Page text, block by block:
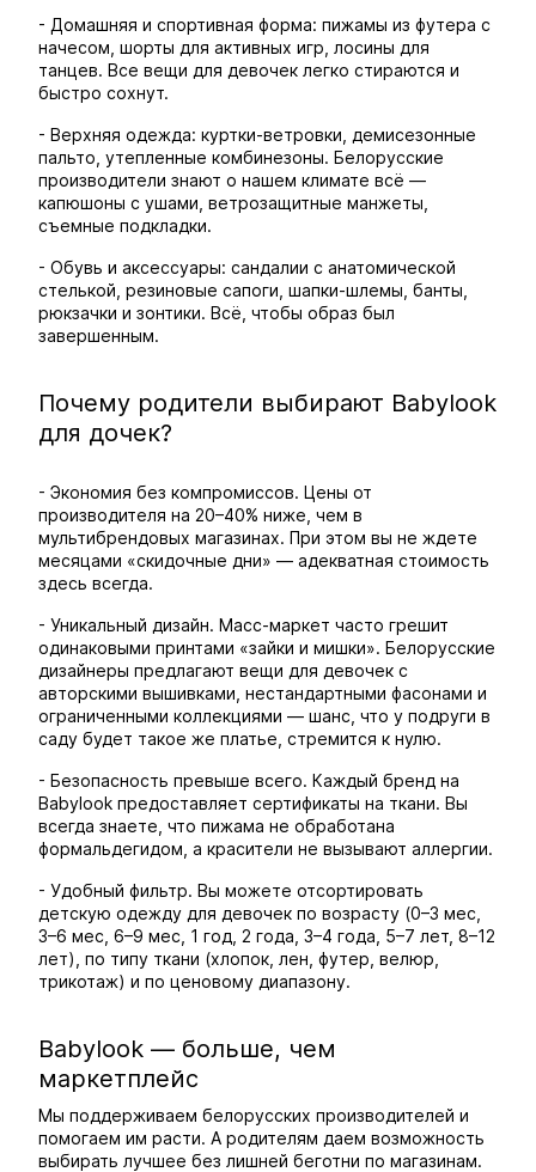
- Домашняя и спортивная форма: пижамы из футера с
начесом, шорты для активных игр, лосины для
танцев. Все вещи для девочек легко стираются и
быстро сохнут.
- Верхняя одежда: куртки-ветровки, демисезонные
пальто, утепленные комбинезоны. Белорусские
производители знают о нашем климате всё —
капюшоны с ушами, ветрозащитные манжеты,
съемные подкладки.
- Обувь и аксессуары: сандалии с анатомической
стелькой, резиновые сапоги, шапки-шлемы, банты,
рюкзачки и зонтики. Всё, чтобы образ был
завершенным.
Почему родители выбирают Babylook
для дочек?
- Экономия без компромиссов. Цены от
производителя на 20–40% ниже, чем в
мультибрендовых магазинах. При этом вы не ждете
месяцами «скидочные дни» — адекватная стоимость
здесь всегда.
- Уникальный дизайн. Масс-маркет часто грешит
одинаковыми принтами «зайки и мишки». Белорусские
дизайнеры предлагают вещи для девочек с
авторскими вышивками, нестандартными фасонами и
ограниченными коллекциями — шанс, что у подруги в
саду будет такое же платье, стремится к нулю.
- Безопасность превыше всего. Каждый бренд на
Babylook предоставляет сертификаты на ткани. Вы
всегда знаете, что пижама не обработана
формальдегидом, а красители не вызывают аллергии.
- Удобный фильтр. Вы можете отсортировать
детскую одежду для девочек по возрасту (0–3 мес,
3–6 мес, 6–9 мес, 1 год, 2 года, 3–4 года, 5–7 лет, 8–12
лет), по типу ткани (хлопок, лен, футер, велюр,
трикотаж) и по ценовому диапазону.
Babylook — больше, чем
маркетплейс
Мы поддерживаем белорусских производителей и
помогаем им расти. А родителям даем возможность
выбирать лучшее без лишней беготни по магазинам.